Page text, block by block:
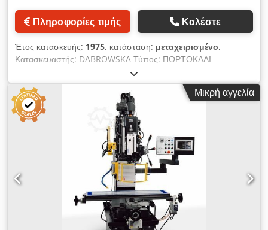
Πληροφορίες τιμής Καλέστε
Έτος κατασκευής: 1975, κατάσταση: μεταχειρισμένο,
Κατασκευαστής: DABROWSKA Τύπος: ΠΟΡΤΟΚΑΛΙ
ΕΡΓΑΛΕΙΟ & ΑΞΟΝΟΣ Χ Τεχνικά χαρακτηριστικά: ΠΙΝΑΚΕΣ
ΔΙΑΣΤΑΣΕΙΣ 1600x1600mm Ερμηνεία: 1500mm ON AXIS
Dcsdpfx Aneb Ufgms Hok
Μικρή αγγελία